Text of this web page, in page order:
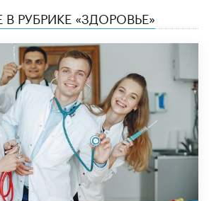
РУБРИКЕ «ЗДОРОВЬЕ»